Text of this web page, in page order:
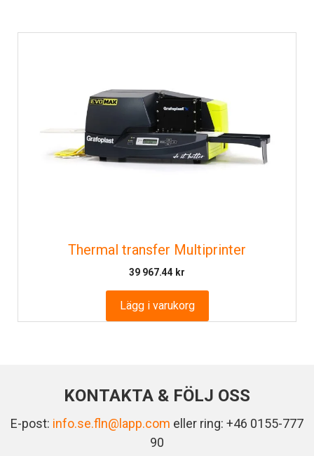
Thermal transfer Multiprinter
39 967.44 kr
Lägg i varukorg
KONTAKTA & FÖLJ OSS
E-post: info.se.fln@lapp.com eller ring: +46 0155-777
90